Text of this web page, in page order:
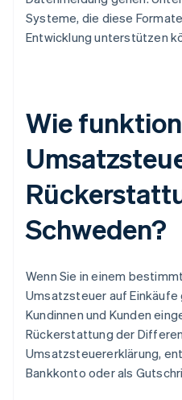
Systeme, die diese
Entwicklung unterstützen
Wie
Schweden?
Wenn Sie in einem
Umsatzsteuer auf Einkäufe
Kundinnen und Kunden
Rückerstattung der
Umsatzsteuererklärung,
Bankkonto oder als